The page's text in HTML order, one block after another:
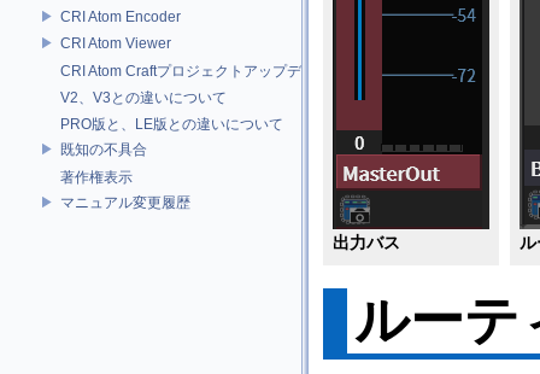
CRI Atom Encoder
CRI Atom Viewer
CRI Atom Craftプロジェクトアップデータについて
V2、V3との違いについて
PRO版と、LE版との違いについて
既知の不具合
著作権表示
マニュアル変更履歴
出力バス
ルーテ